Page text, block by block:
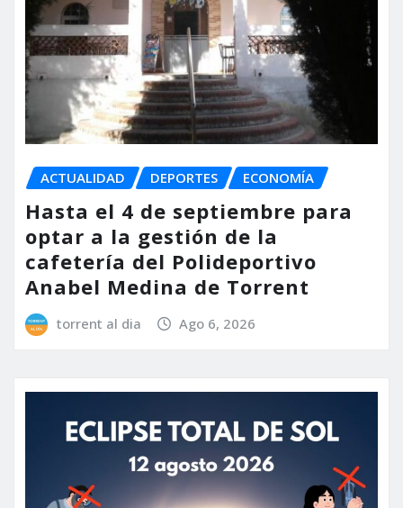
ACTUALIDAD DEPORTES ECONOMÍA
Hasta el 4 de septiembre para
optar a la gestión de la
cafetería del Polideportivo
Anabel Medina de Torrent
torrent al dia Ago 6, 2026